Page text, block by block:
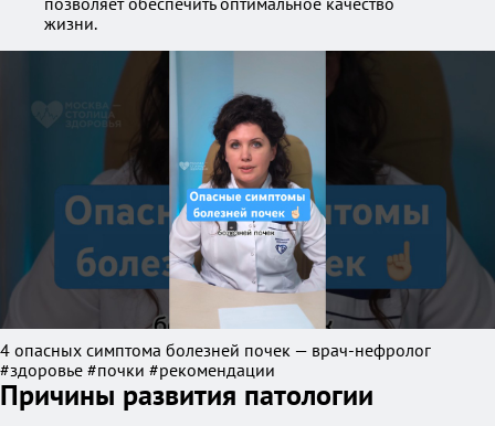
жизни.
4 опасных симптома болезней почек — врач-нефролог
#здоровье #почки #рекомендации
Причины развития патологии